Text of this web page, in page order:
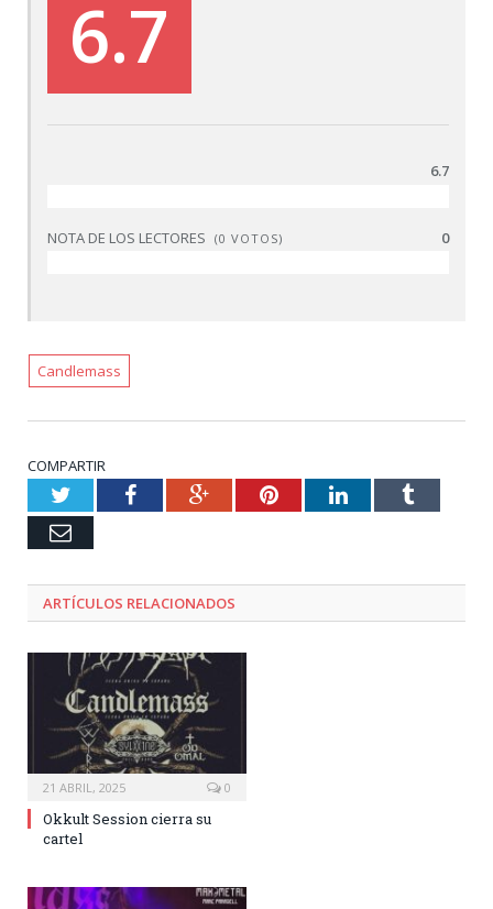
6.7
6.7
NOTA DE LOS LECTORES (0 VOTOS) 0
Candlemass
COMPARTIR
TwitterFacebookGoogle+PinterestLinkedInTumblr
Email
ARTÍCULOS RELACIONADOS
21 ABRIL, 2025 0
Okkult Session cierra su
cartel